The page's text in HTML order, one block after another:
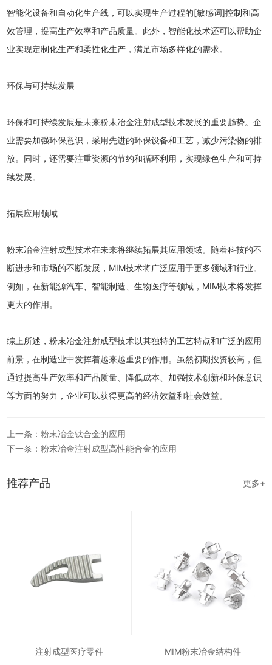
智能化设备和自动化生产线，可以实现生产过程的[敏感词]控制和高
效管理，提高生产效率和产品质量。此外，智能化技术还可以帮助企
业实现定制化生产和柔性化生产，满足市场多样化的需求。
环保与可持续发展
环保和可持续发展是未来粉末冶金注射成型技术发展的重要趋势。企
业需要加强环保意识，采用先进的环保设备和工艺，减少污染物的排
放。同时，还需要注重资源的节约和循环利用，实现绿色生产和可持
续发展。
拓展应用领域
粉末冶金注射成型技术在未来将继续拓展其应用领域。随着科技的不
断进步和市场的不断发展，MIM技术将广泛应用于更多领域和行业。
例如，在新能源汽车、智能制造、生物医疗等领域，MIM技术将发挥
更大的作用。
综上所述，粉末冶金注射成型技术以其独特的工艺特点和广泛的应用
前景，在制造业中发挥着越来越重要的作用。虽然初期投资较高，但
通过提高生产效率和产品质量、降低成本、加强技术创新和环保意识
等方面的努力，企业可以获得更高的经济效益和社会效益。
上一条：粉末冶金钛合金的应用
下一条：粉末冶金注射成型高性能合金的应用
推荐产品 更多+
注射成型医疗零件 MIM粉末冶金结构件